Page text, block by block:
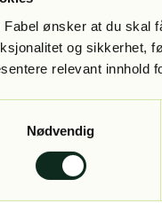
Fabel ønsker at du skal
og sikkerhet,
relevant innhold
Nødvendig
Application